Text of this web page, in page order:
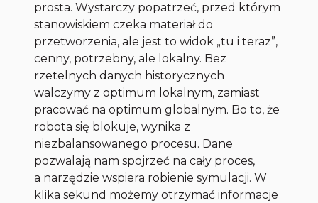
prosta. Wystarczy popatrzeć, przed którym
stanowiskiem czeka materiał do
przetworzenia, ale jest to widok „tu i teraz”,
cenny, potrzebny, ale lokalny. Bez
rzetelnych danych historycznych
walczymy z optimum lokalnym, zamiast
pracować na optimum globalnym. Bo to, że
robota się blokuje, wynika z
niezbalansowanego procesu. Dane
pozwalają nam spojrzeć na cały proces,
a narzędzie wspiera robienie symulacji. W
klika sekund możemy otrzymać informacje